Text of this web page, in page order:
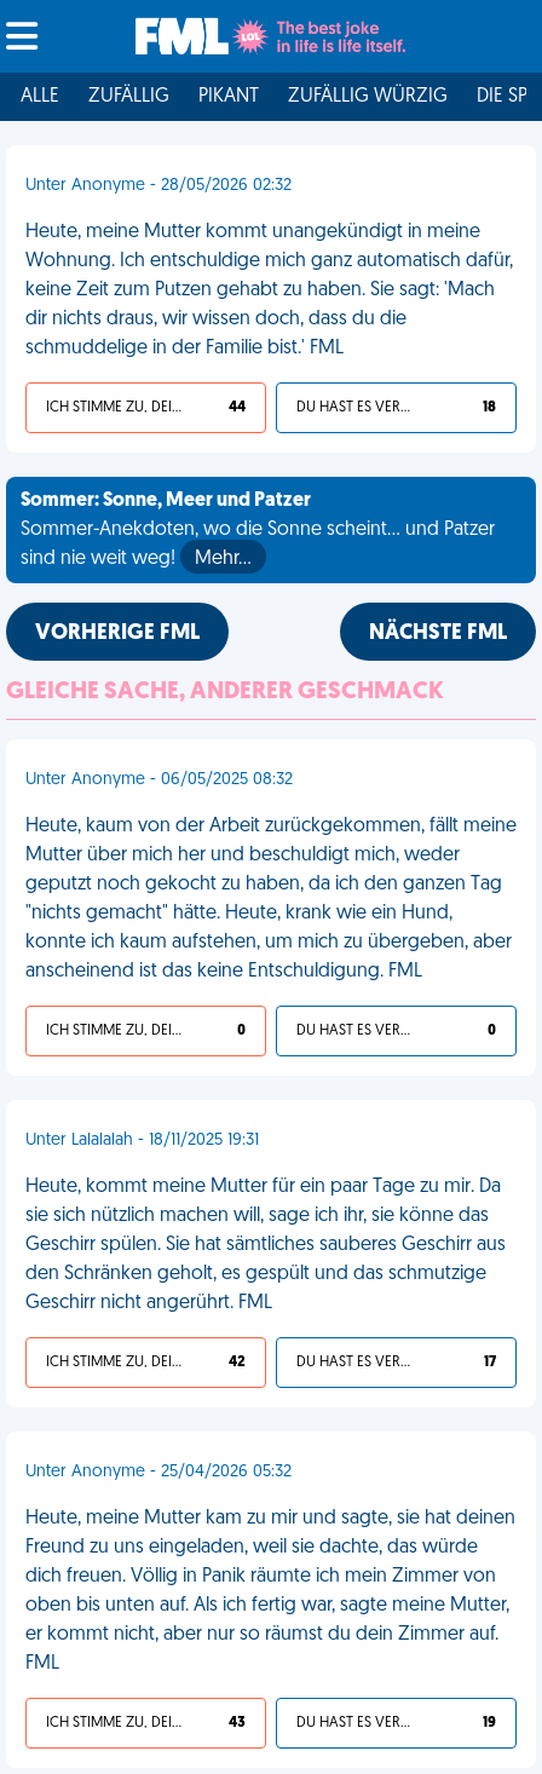
ALLE ZUFÄLLIG PIKANT ZUFÄLLIG WÜRZIG DIE
Unter Anonyme - 28/05/2026 02:32
Heute, meine Mutter kommt unangekündigt in meine
Wohnung. Ich entschuldige mich ganz automatisch dafür,
keine Zeit zum Putzen gehabt zu haben. Sie sagt: 'Mach
dir nichts draus, wir wissen doch, dass du die
schmuddelige in der Familie bist.' FML
ICH STIMME ZU, DEIN LEBEN IST SCHEISSE 44 DU HAST ES VERDIENT 18
Sommer: Sonne, Meer und Patzer
Sommer-Anekdoten, wo die Sonne scheint... und Patzer
sind nie weit weg!
Mehr…
VORHERIGE FML NÄCHSTE FML
GLEICHE SACHE, ANDERER GESCHMACK
Unter Anonyme - 06/05/2025 08:32
Heute, kaum von der Arbeit zurückgekommen, fällt meine
Mutter über mich her und beschuldigt mich, weder
geputzt noch gekocht zu haben, da ich den ganzen Tag
"nichts gemacht" hätte. Heute, krank wie ein Hund,
konnte ich kaum aufstehen, um mich zu übergeben, aber
anscheinend ist das keine Entschuldigung. FML
ICH STIMME ZU, DEIN LEBEN IST SCHEISSE 0 DU HAST ES VERDIENT 0
Unter Lalalalah - 18/11/2025 19:31
Heute, kommt meine Mutter für ein paar Tage zu mir. Da
sie sich nützlich machen will, sage ich ihr, sie könne das
Geschirr spülen. Sie hat sämtliches sauberes Geschirr aus
den Schränken geholt, es gespült und das schmutzige
Geschirr nicht angerührt. FML
ICH STIMME ZU, DEIN LEBEN IST SCHEISSE 42 DU HAST ES VERDIENT 17
Unter Anonyme - 25/04/2026 05:32
Heute, meine Mutter kam zu mir und sagte, sie hat deinen
Freund zu uns eingeladen, weil sie dachte, das würde
dich freuen. Völlig in Panik räumte ich mein Zimmer von
oben bis unten auf. Als ich fertig war, sagte meine Mutter,
er kommt nicht, aber nur so räumst du dein Zimmer auf.
FML
ICH STIMME ZU, DEIN LEBEN IST SCHEISSE 43 DU HAST ES VERDIENT 19